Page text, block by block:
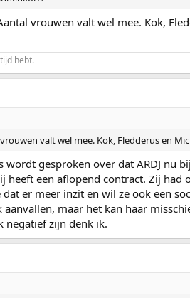
vrouwen valt wel mee. Kok,
hebt.
valt wel mee. Kok, Fledderus en
gesproken over dat ARDJ nu
heeft een aflopend contract. Zij
er meer inzit en wil ze ook een
maar het kan haar
negatief zijn denk ik.